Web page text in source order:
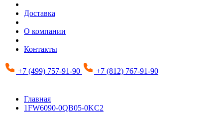
Доставка
О компании
Контакты
+7 (499) 757-91-90 +7 (812) 767-91-90
Главная
1FW6090-0QB05-0KC2